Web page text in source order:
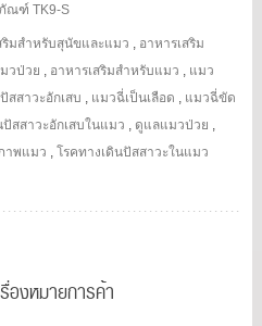
ณฑ์ TK9-S
ริมสำหรับสุนัขและแมว , อาหารเสริม
วป่วย , อาหารเสริมสำหรับแมว , แมว
สสาวะอักเสบ , แมวฉี่เป็นเลือด , แมวฉี่ขัด
ปัสสาวะอักเสบในแมว , ดูแลแมวป่วย ,
าพแมว ,โรคทางเดินปัสสาวะในแมว
องหมายการค้า